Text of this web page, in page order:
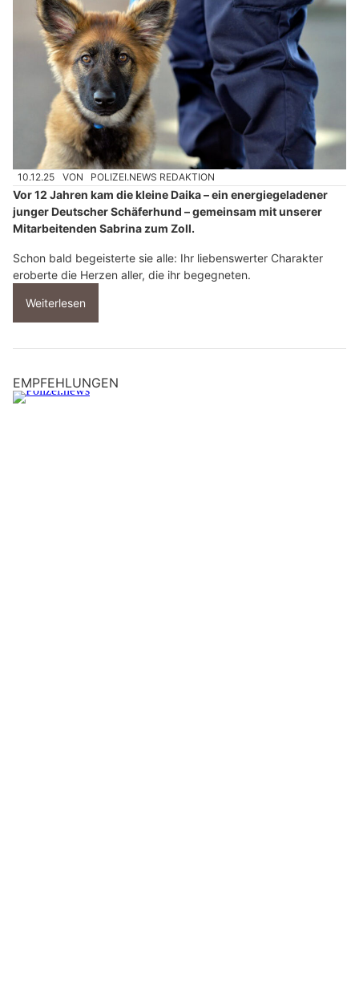
10.12.25 VON POLIZEI.NEWS REDAKTION
Vor 12 Jahren kam die kleine Daika – ein energiegeladener
junger Deutscher Schäferhund – gemeinsam mit unserer
Mitarbeitenden Sabrina zum Zoll.
Schon bald begeisterte sie alle: Ihr liebenswerter Charakter
eroberte die Herzen aller, die ihr begegneten.
Weiterlesen
EMPFEHLUNGEN